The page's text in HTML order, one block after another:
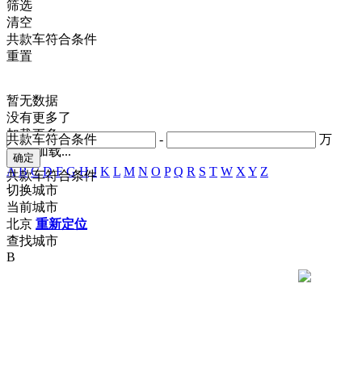
- 万
共款车符合条件
共款车符合条件
筛选
清空
共款车符合条件
重置
暂无数据
没有更多了
加载更多
正在加载...
A B C D F G H J K L M N O P Q R S T W X Y Z
切换城市
当前城市
北京 重新定位
查找城市
B